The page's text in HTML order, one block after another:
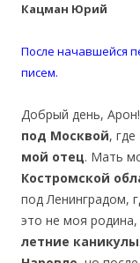
Кацман Юрий
После начавшейся
писем.
Добрый день, Арон!
под Москвой, где
мой отец. Мать
Костромской
под Ленинградом,
это не моя родина,
летние каникулы